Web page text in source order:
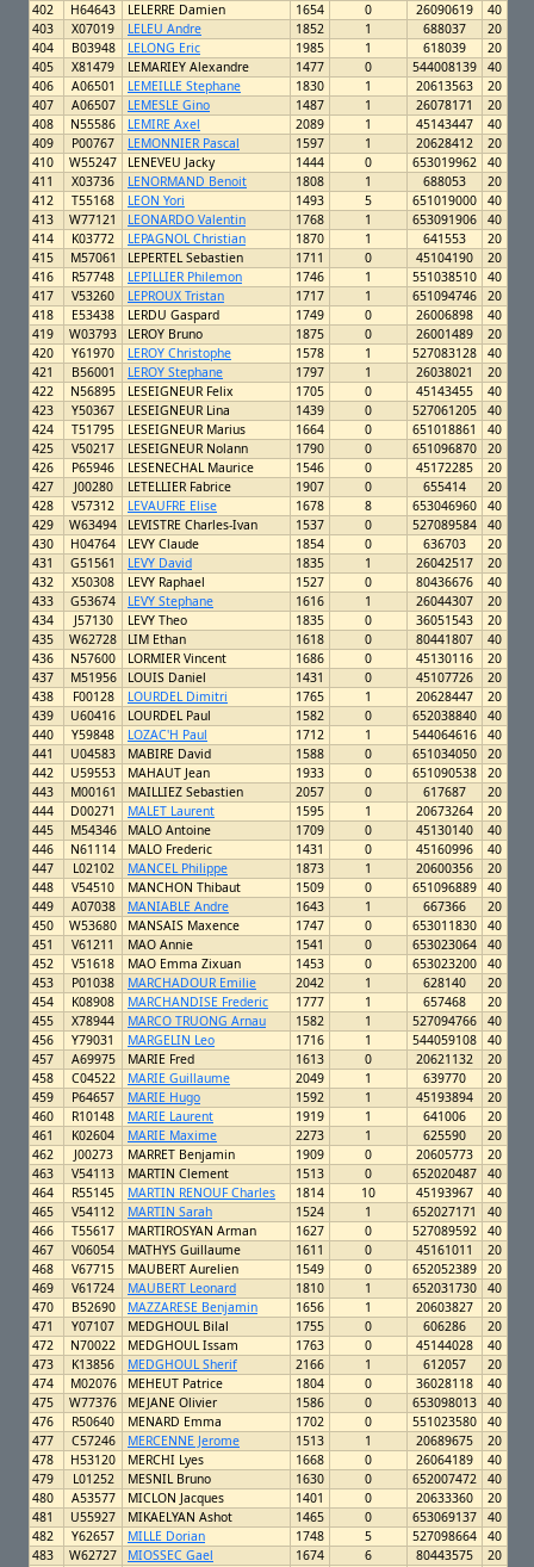
402
H64643 LELERRE Damien 1654 0 26090619
40
403
X07019 LELEU Andre 1852 1 688037
20
404
B03948 LELONG Eric 1985 1 618039
20
405
X81479 LEMARIEY Alexandre 1477 0 544008139
40
406
A06501 LEMEILLE Stephane 1830 1 20613563
20
407
A06507 LEMESLE Gino 1487 1 26078171
20
408
N55586 LEMIRE Axel 2089 1 45143447
40
409
P00767 LEMONNIER Pascal 1597 1 20628412
20
410
W55247 LENEVEU Jacky 1444 0 653019962
40
411
X03736 LENORMAND Benoit 1808 1 688053
20
412
T55168 LEON Yori 1493 5 651019000
40
413
W77121 LEONARDO Valentin 1768 1 653091906
40
414
K03772 LEPAGNOL Christian 1870 1 641553
20
415
M57061 LEPERTEL Sebastien 1711 0 45104190
20
416
R57748 LEPILLIER Philemon 1746 1 551038510
40
417
V53260 LEPROUX Tristan 1717 1 651094746
20
418
E53438 LERDU Gaspard 1749 0 26006898
40
419
W03793 LEROY Bruno 1875 0 26001489
20
420
Y61970 LEROY Christophe 1578 1 527083128
40
421
B56001 LEROY Stephane 1797 1 26038021
20
422
N56895 LESEIGNEUR Felix 1705 0 45143455
40
423
Y50367 LESEIGNEUR Lina 1439 0 527061205
40
424
T51795 LESEIGNEUR Marius 1664 0 651018861
40
425
V50217 LESEIGNEUR Nolann 1790 0 651096870
20
426
P65946 LESENECHAL Maurice 1546 0 45172285
20
427
J00280 LETELLIER Fabrice 1907 0 655414
20
428
V57312 LEVAUFRE Elise 1678 8 653046960
40
429
W63494 LEVISTRE Charles-Ivan 1537 0 527089584
40
430
H04764 LEVY Claude 1854 0 636703
20
431
G51561 LEVY David 1835 1 26042517
20
432
X50308 LEVY Raphael 1527 0 80436676
40
433
G53674 LEVY Stephane 1616 1 26044307
20
434
J57130 LEVY Theo 1835 0 36051543
20
435
W62728 LIM Ethan 1618 0 80441807
40
436
N57600 LORMIER Vincent 1686 0 45130116
20
437
M51956 LOUIS Daniel 1431 0 45107726
20
438
F00128 LOURDEL Dimitri 1765 1 20628447
20
439
U60416 LOURDEL Paul 1582 0 652038840
40
440
Y59848 LOZAC'H Paul 1712 1 544064616
40
441
U04583 MABIRE David 1588 0 651034050
20
442
U59553 MAHAUT Jean 1933 0 651090538
20
443
M00161 MAILLIEZ Sebastien 2057 0 617687
20
444
D00271 MALET Laurent 1595 1 20673264
20
445
M54346 MALO Antoine 1709 0 45130140
40
446
N61114 MALO Frederic 1431 0 45160996
40
447
L02102 MANCEL Philippe 1873 1 20600356
20
448
V54510 MANCHON Thibaut 1509 0 651096889
40
449
A07038 MANIABLE Andre 1643 1 667366
20
450
W53680 MANSAIS Maxence 1747 0 653011830
40
451
V61211 MAO Annie 1541 0 653023064
40
452
V51618 MAO Emma Zixuan 1453 0 653023200
40
453
P01038 MARCHADOUR Emilie 2042 1 628140
20
454
K08908 MARCHANDISE Frederic 1777 1 657468
20
455
X78944 MARCO TRUONG Arnau 1582 1 527094766
40
456
Y79031 MARGELIN Leo 1716 1 544059108
40
457
A69975 MARIE Fred 1613 0 20621132
20
458
C04522 MARIE Guillaume 2049 1 639770
20
459
P64657 MARIE Hugo 1592 1 45193894
20
460
R10148 MARIE Laurent 1919 1 641006
20
461
K02604 MARIE Maxime 2273 1 625590
20
462
J00273 MARRET Benjamin 1909 0 20605773
20
463
V54113 MARTIN Clement 1513 0 652020487
40
464
R55145 MARTIN RENOUF Charles 1814 10 45193967
40
465
V54112 MARTIN Sarah 1524 1 652027171
40
466
T55617 MARTIROSYAN Arman 1627 0 527089592
40
467
V06054 MATHYS Guillaume 1611 0 45161011
20
468
V67715 MAUBERT Aurelien 1549 0 652052389
20
469
V61724 MAUBERT Leonard 1810 1 652031730
40
470
B52690 MAZZARESE Benjamin 1656 1 20603827
20
471
Y07107 MEDGHOUL Bilal 1755 0 606286
20
472
N70022 MEDGHOUL Issam 1763 0 45144028
40
473
K13856 MEDGHOUL Sherif 2166 1 612057
20
474
M02076 MEHEUT Patrice 1804 0 36028118
40
475
W77376 MEJANE Olivier 1586 0 653098013
40
476
R50640 MENARD Emma 1702 0 551023580
40
477
C57246 MERCENNE Jerome 1513 1 20689675
20
478
H53120 MERCHI Lyes 1668 0 26064189
40
479
L01252 MESNIL Bruno 1630 0 652007472
40
480
A53577 MICLON Jacques 1401 0 20633360
20
481
U55927 MIKAELYAN Ashot 1465 0 653069137
40
482
Y62657 MILLE Dorian 1748 5 527098664
40
483
W62727 MIOSSEC Gael 1674 6 80443575
20